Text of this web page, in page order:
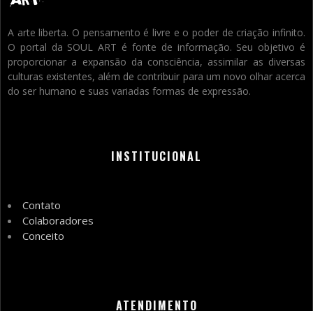
A arte liberta. O pensamento é livre e o poder de criação infinito.
O portal da SOUL ART é fonte de informação. Seu objetivo é
proporcionar a expansão da consciência, assimilar as diversas
culturas existentes, além de contribuir para um novo olhar acerca
do ser humano e suas variadas formas de expressão.
INSTITUCIONAL
Contato
Colaboradores
Conceito
ATENDIMENTO